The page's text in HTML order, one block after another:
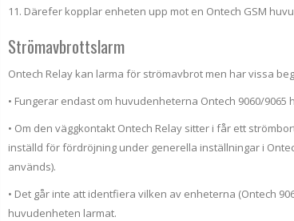
11. Därefer kopplar enheten upp mot en Ontech GSM
Strömavbrottslarm
Ontech Relay kan larma för strömavbrot men har vissa
• Fungerar endast om huvudenheterna Ontech 9060/
• Om den väggkontakt Ontech Relay sitter i får ett
inställd för fördröjning under generella inställningar i
används).
• Det går inte att identfiera vilken av enheterna (Ontech
huvudenheten larmat.